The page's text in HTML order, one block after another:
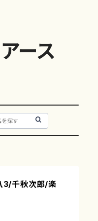
ース
3/千秋次郎/楽